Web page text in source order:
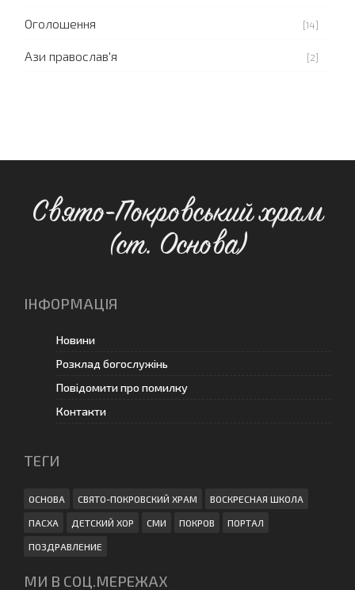
Оголошення [14]
Ази православ'я [2]
Свято-Покровський храм
(ст. Основа)
ІНФОРМАЦІЯ
Новини
Розклад богослужінь
Повідомити про помилку
Контакти
ТЕГИ
ОСНОВА СВЯТО-ПОКРОВСКИЙ ХРАМ ВОСКРЕСНАЯ ШКОЛА
ПАСХА ДЕТСКИЙ ХОР СМИ ПОКРОВ ПОРТАЛ
ПОЗДРАВЛЕНИЕ
МИ В СОЦ.МЕРЕЖАХ